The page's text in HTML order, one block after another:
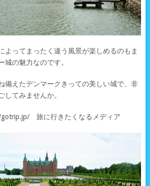
よってまったく違う風景が楽しめるのもま
城の魅力なのです。
備えたデンマークきっての美しい城で、非
してみませんか。
旅に行きたくなるメディア